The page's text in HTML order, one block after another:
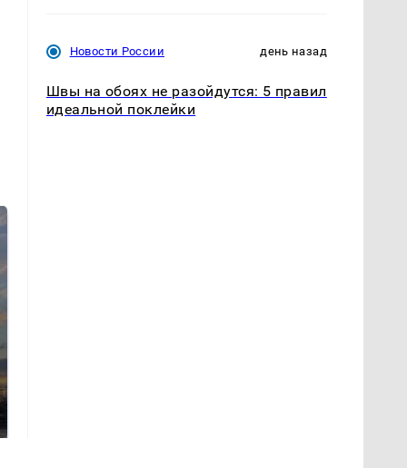
Новости России день назад
Швы на обоях не разойдутся: 5 правил
идеальной поклейки